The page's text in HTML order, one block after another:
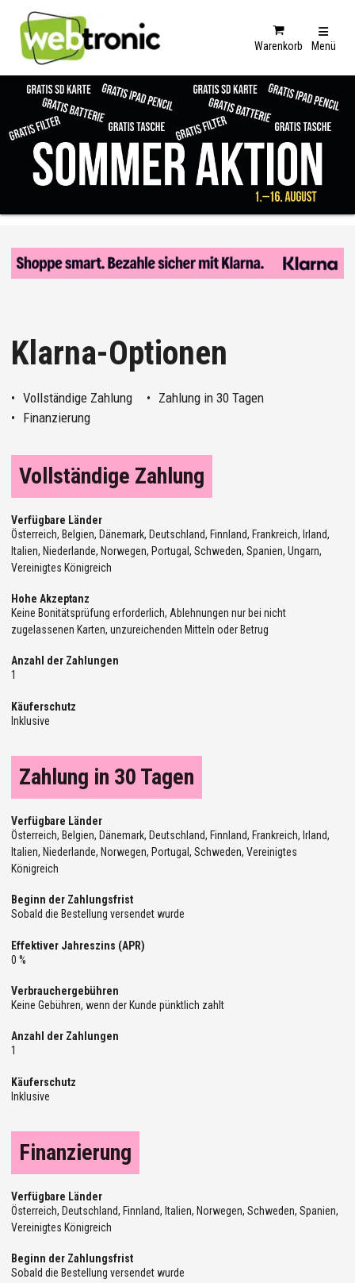
Warenkorb Menü
Klarna-Optionen
Vollständige Zahlung
Zahlung in 30 Tagen
Finanzierung
Vollständige Zahlung
Verfügbare Länder
Österreich, Belgien, Dänemark, Deutschland, Finnland, Frankreich, Irland,
Italien, Niederlande, Norwegen, Portugal, Schweden, Spanien, Ungarn,
Vereinigtes Königreich
Hohe Akzeptanz
Keine Bonitätsprüfung erforderlich, Ablehnungen nur bei nicht
zugelassenen Karten, unzureichenden Mitteln oder Betrug
Anzahl der Zahlungen
1
Käuferschutz
Inklusive
Zahlung in 30 Tagen
Verfügbare Länder
Österreich, Belgien, Dänemark, Deutschland, Finnland, Frankreich, Irland,
Italien, Niederlande, Norwegen, Portugal, Schweden, Vereinigtes
Königreich
Beginn der Zahlungsfrist
Sobald die Bestellung versendet wurde
Effektiver Jahreszins (APR)
0 %
Verbrauchergebühren
Keine Gebühren, wenn der Kunde pünktlich zahlt
Anzahl der Zahlungen
1
Käuferschutz
Inklusive
Finanzierung
Verfügbare Länder
Österreich, Deutschland, Finnland, Italien, Norwegen, Schweden, Spanien,
Vereinigtes Königreich
Beginn der Zahlungsfrist
Sobald die Bestellung versendet wurde